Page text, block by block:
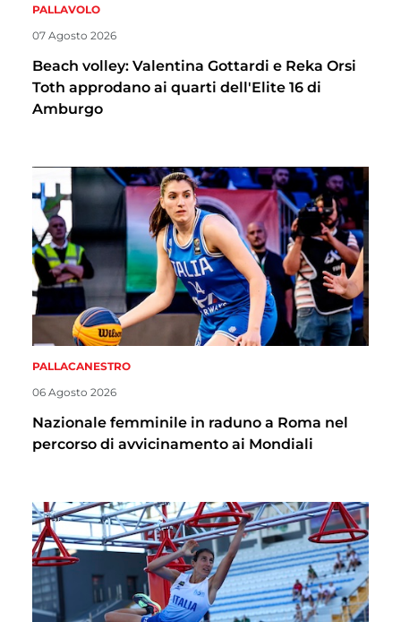
PALLAVOLO
07 Agosto 2026
Beach volley: Valentina Gottardi e Reka Orsi
Toth approdano ai quarti dell'Elite 16 di
Amburgo
PALLACANESTRO
06 Agosto 2026
Nazionale femminile in raduno a Roma nel
percorso di avvicinamento ai Mondiali